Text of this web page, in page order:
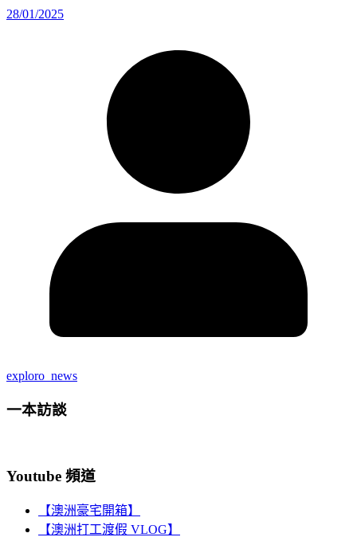
28/01/2025
exploro_news
一本訪談
Youtube 頻道
【澳洲豪宅開箱】
【澳洲打工渡假 VLOG】